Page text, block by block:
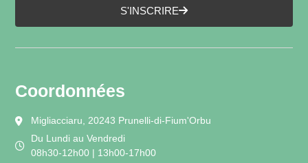
S'INSCRIRE
Coordonnées
Migliacciaru, 20243 Prunelli-di-Fium'Orbu
Du Lundi au Vendredi
08h30-12h00 | 13h00-17h00